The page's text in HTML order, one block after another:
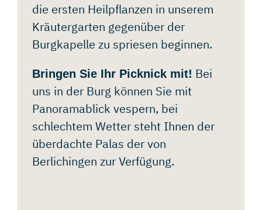
die ersten Heilpflanzen in unserem
Kräutergarten gegenüber der
Burgkapelle zu spriesen beginnen.
Bringen Sie Ihr Picknick mit! Bei
uns in der Burg können Sie mit
Panoramablick vespern, bei
schlechtem Wetter steht Ihnen der
überdachte Palas der von
Berlichingen zur Verfügung.